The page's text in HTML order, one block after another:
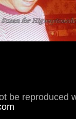
be reproduced